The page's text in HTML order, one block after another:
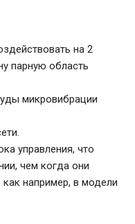
на 2
парную область
микровибрации
управления, что
чем когда они
например, в модели